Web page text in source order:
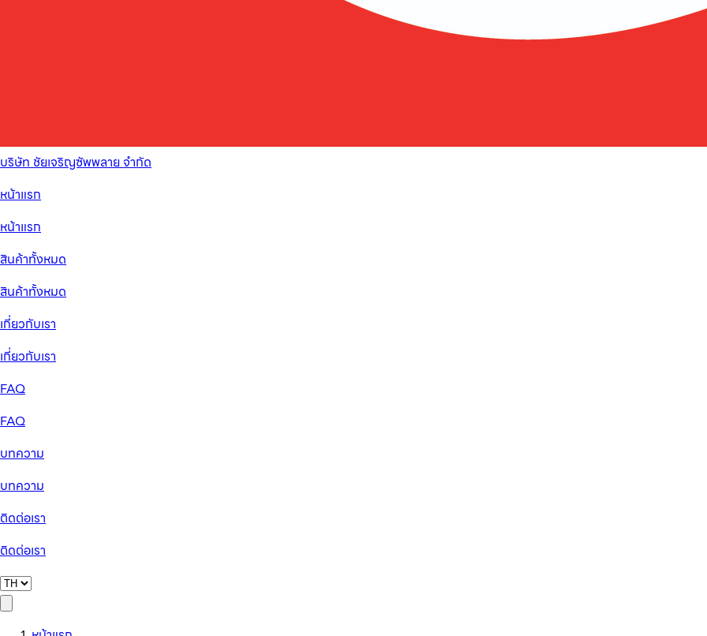
บริษัท ชัยเจริญซัพพลาย จำกัด
หน้าแรก
หน้าแรก
สินค้าทั้งหมด
สินค้าทั้งหมด
เกี่ยวกับเรา
เกี่ยวกับเรา
FAQ
FAQ
บทความ
บทความ
ติดต่อเรา
ติดต่อเรา